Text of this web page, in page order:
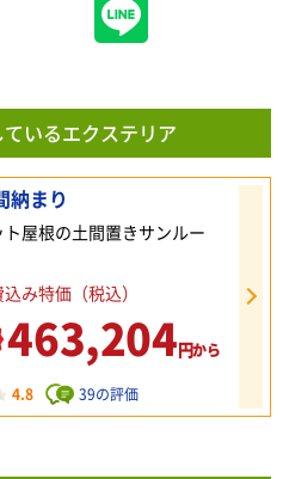
いるエクステリア
納まり
ト屋根の土間置きサンルー
み特価（税込）
463,204円から
4.8 39の評価